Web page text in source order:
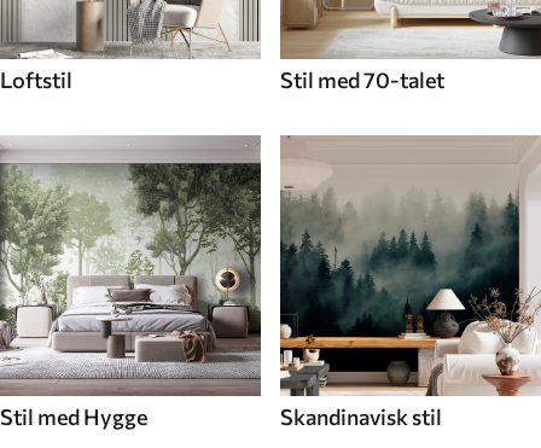
Loftstil Stil med 70-talet
Stil med Hygge Skandinavisk stil